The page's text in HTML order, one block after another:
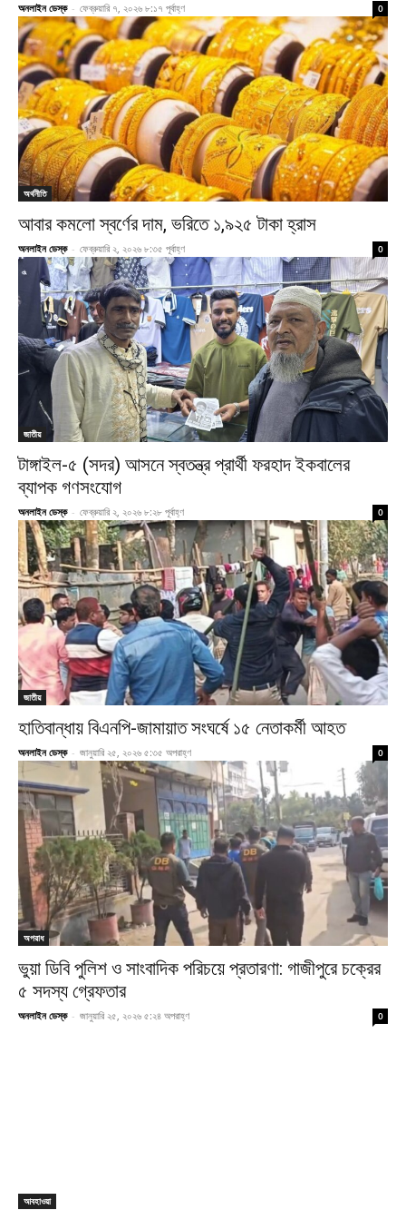
অনলাইন ডেস্ক - ফেব্রুয়ারি ৭, ২০২৬ ৮:১৭ পূর্বাহ্ণ 0
অর্থনীতি
আবার কমলো স্বর্ণের দাম, ভরিতে ১,৯২৫ টাকা হ্রাস
অনলাইন ডেস্ক - ফেব্রুয়ারি ২, ২০২৬ ৮:৩৫ পূর্বাহ্ণ 0
জাতীয়
টাঙ্গাইল-৫ (সদর) আসনে স্বতন্ত্র প্রার্থী ফরহাদ ইকবালের
ব্যাপক গণসংযোগ
অনলাইন ডেস্ক - ফেব্রুয়ারি ২, ২০২৬ ৮:২৮ পূর্বাহ্ণ 0
জাতীয়
হাতিবান্ধায় বিএনপি-জামায়াত সংঘর্ষে ১৫ নেতাকর্মী আহত
অনলাইন ডেস্ক - জানুয়ারি ২৫, ২০২৬ ৫:৩৫ অপরাহ্ণ 0
অপরাধ
ভুয়া ডিবি পুলিশ ও সাংবাদিক পরিচয়ে প্রতারণা: গাজীপুরে চক্রের
৫ সদস্য গ্রেফতার
অনলাইন ডেস্ক - জানুয়ারি ২৫, ২০২৬ ৫:২৪ অপরাহ্ণ 0
আবহাওয়া